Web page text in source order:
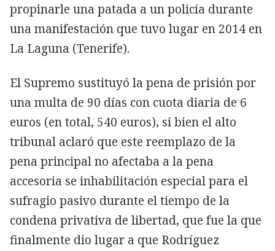
propinarle una patada a un policía durante
una manifestación que tuvo lugar en 2014 en
La Laguna (Tenerife).
El Supremo sustituyó la pena de prisión por
una multa de 90 días con cuota diaria de 6
euros (en total, 540 euros), si bien el alto
tribunal aclaró que este reemplazo de la
pena principal no afectaba a la pena
accesoria se inhabilitación especial para el
sufragio pasivo durante el tiempo de la
condena privativa de libertad, que fue la que
finalmente dio lugar a que Rodríguez